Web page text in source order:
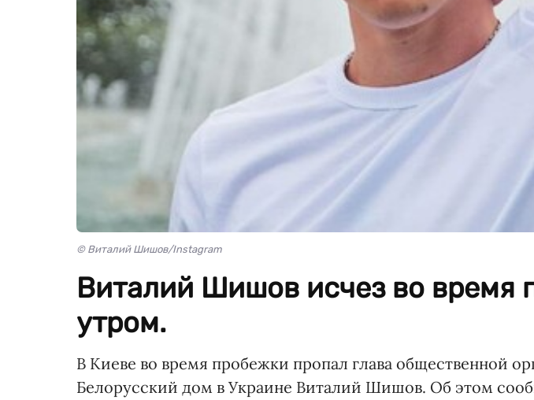
© Виталий Шишов/Instagram
Виталий Шишов исчез во время
утром.
В Киеве во время пробежки пропал глава общественной
Белорусский дом в Украине Виталий Шишов. Об этом